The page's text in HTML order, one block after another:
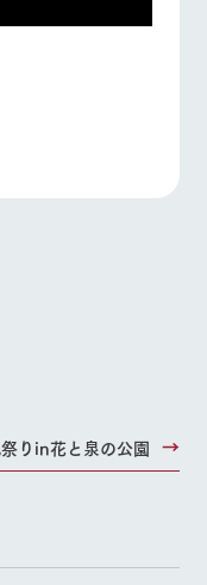
りin花と泉の公園